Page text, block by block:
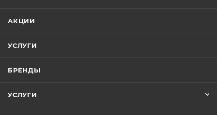
АКЦИИ
УСЛУГИ
БРЕНДЫ
УСЛУГИ